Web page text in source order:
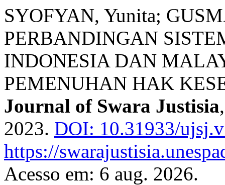
SYOFYAN, Yunita;
PERBANDINGAN
INDONESIA DAN
PEMENUHAN HAK
Journal of Swara Justisia
2023. DOI: 10.31933/
https://
Acesso em: 6 aug. 2026.